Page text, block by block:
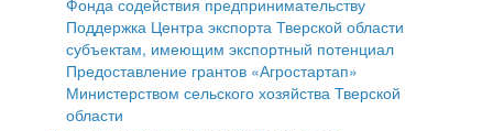
Образование
Здравоохранение
Социальная защита
Работа с обращениями граждан
Муниципальный контроль
Муниципальные услуги
Имущественная поддержка субъектов малого и
среднего предпринимательства
Информационная поддержка субъектов малого и
Поддержка Центра экспорта Тверской области
субъектам, имеющим экспортный потенциал
Предоставление грантов «Агростартап»
Министерством сельского хозяйства Тверской
области